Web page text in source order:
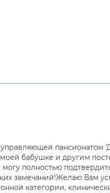
пансионатом
бабушке и другим
полностью
замечаний!Желаю Вам
категории,